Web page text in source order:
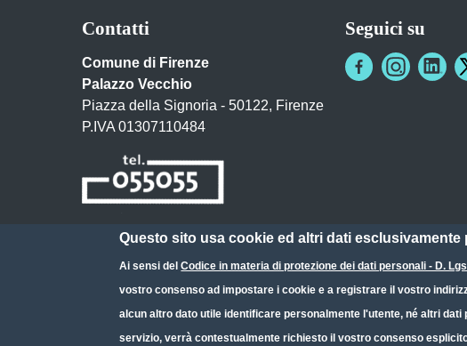
Contatti
Comune di Firenze
Palazzo Vecchio
Piazza della Signoria - 50122, Firenze
P.IVA 01307110484
Posta Elettronica Certificata
Seguici su
Questo sito usa cookie ed altri dati
Ai sensi delCodice in materia di protezione dei dati personali - D.
vostro consenso ad impostare i cookie e a registrare il vostro
alcun altro dato utile identificare personalmente l'utente, né altri
servizio, verrà contestualmente richiesto il vostro consenso